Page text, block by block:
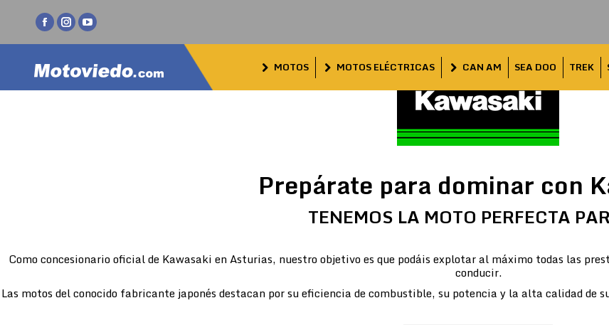
Facebook
page
opens
in
Instagram
page
opens
in
YouTube
page
opens
in
MOTOS MOTOS ELÉCTRICAS CAN AM SEA DOO TREK
Prepárate para dominar con
TENEMOS LA MOTO PERFECTA
Como concesionario oficial de Kawasaki en Asturias, nuestro objetivo es que podáis explotar al máximo todas las
conducir.
Las motos del conocido fabricante japonés destacan por su eficiencia de combustible, su potencia y la alta calidad de